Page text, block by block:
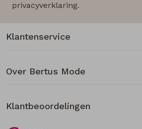
privacyverklaring.
Klantenservice
Over Bertus Mode
Klantbeoordelingen